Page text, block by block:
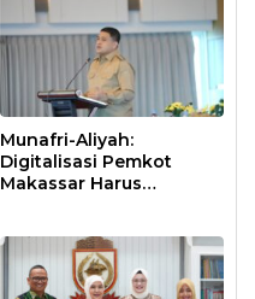
Munafri-Aliyah:
Digitalisasi Pemkot
Makassar Harus